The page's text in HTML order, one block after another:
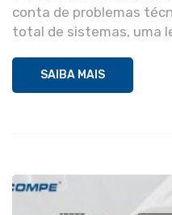
conta de problemas
total de sistemas, uma
SAIBA MAIS